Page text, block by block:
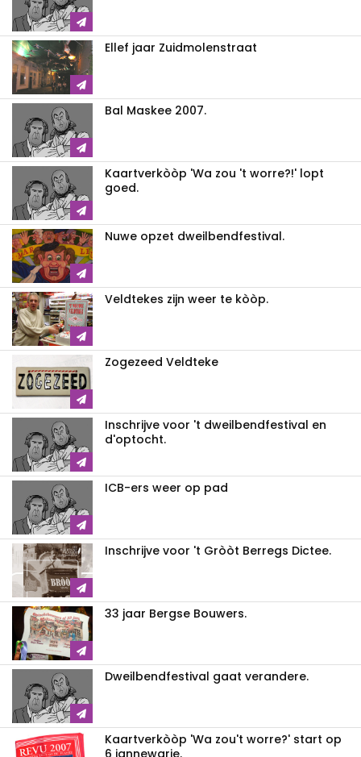
Ellef jaar Zuidmolenstraat
Bal Maskee 2007.
Kaartverkòòp 'Wa zou 't worre?!' lopt
goed.
Nuwe opzet dweilbendfestival.
Veldtekes zijn weer te kòòp.
Zogezeed Veldteke
Inschrijve voor 't dweilbendfestival en
d'optocht.
ICB-ers weer op pad
Inschrijve voor 't Gròòt Berregs Dictee.
33 jaar Bergse Bouwers.
Dweilbendfestival gaat verandere.
Kaartverkòòp 'Wa zou't worre?' start op